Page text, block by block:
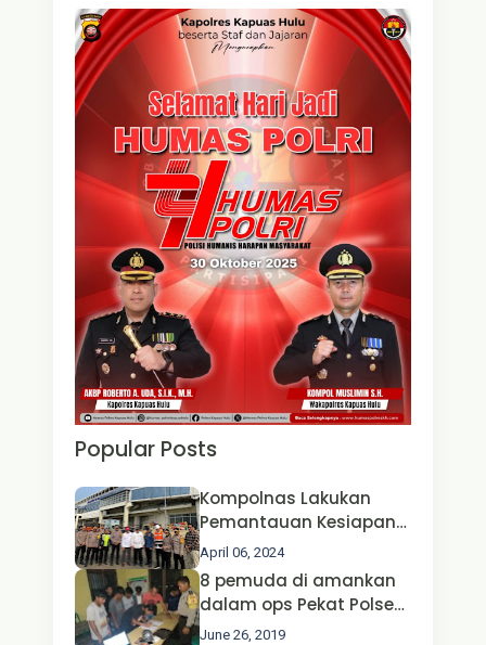
Popular Posts
Kompolnas Lakukan
Pemantauan Kesiapan
Operasi Ketupat 2024 di
Polda Jatim Bersama
Kapolri dan Menteri
Perhubungan
April 06, 2024
8 pemuda di amankan
dalam ops Pekat Polsek
Jongkong
June 26, 2019